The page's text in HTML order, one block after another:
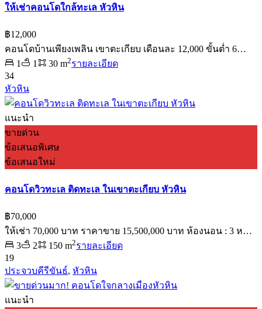
ให้เช่าคอนโดใกล้ทะเล หัวหิน
฿12,000
คอนโดบ้านเพียงเพลิน เขาตะเกียบ เดือนละ 12,000 ขั้นต่ำ 6…
1
1 30 m2รายละเอียด
34
หัวหิน
แนะนำ
ขายด่วน
ข้อเสนอพิเศษ
ข้อเสนอใหม่
คอนโดวิวทะเล ติดทะเล ในเขาตะเกียบ หัวหิน
฿70,000
ให้เช่า 70,000 บาท ราคาขาย 15,500,000 บาท ห้องนอน : 3 ห…
3
2 150 m2รายละเอียด
19
ประจวบคีรีขันธ์, หัวหิน
แนะนำ